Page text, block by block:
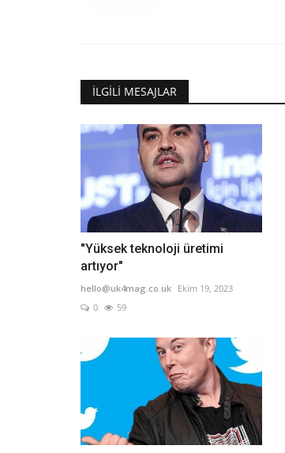
İLGILI MESAJLAR
"Yüksek teknoloji üretimi
artıyor"
hello@uk4mag.co.uk Ekim 19, 2023
0
59